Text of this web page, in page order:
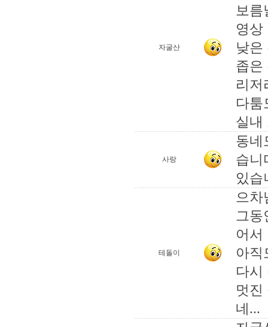
자굴산
보
영상
낮은
좁은
리저
다툼
실내
사랑
동네
습니
있습
테돌이
으차
그동
어서
아직
다시
멋진
네...